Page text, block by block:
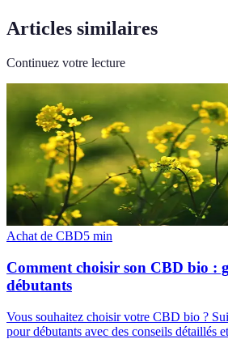
Articles similaires
Continuez votre lecture
Achat de CBD5 min
Comment choisir son CBD bio :
débutants
Vous souhaitez choisir votre CBD bio ?
pour débutants avec des conseils détaillés